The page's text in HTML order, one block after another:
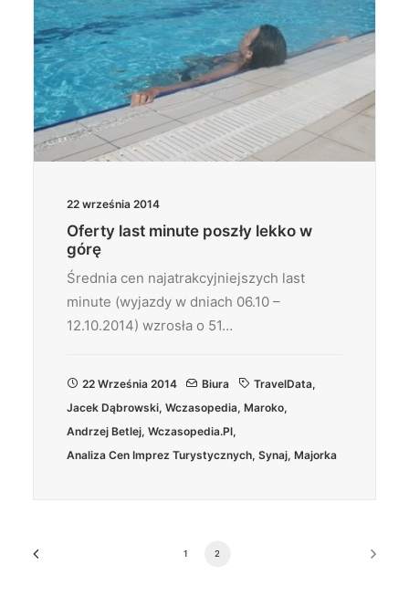
22 września 2014
Oferty last minute poszły lekko w
górę
Średnia cen najatrakcyjniejszych last
minute (wyjazdy w dniach 06.10 –
12.10.2014) wzrosła o 51…
22 Września 2014 Biura TravelData,
Jacek Dąbrowski, Wczasopedia, Maroko,
Andrzej Betlej, Wczasopedia.pl,
Analiza Cen Imprez Turystycznych, Synaj, Majorka
1 2